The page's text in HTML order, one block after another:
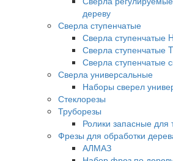
дереву
Сверла ступенчатые
Сверла ступенчатые
Сверла ступенчатые
Сверла ступенчатые
Сверла универсальные
Наборы сверел
Стеклорезы
Труборезы
Ролики запасные для
Фрезы для обработки
АЛМАЗ